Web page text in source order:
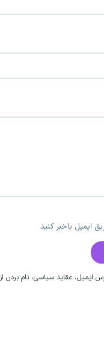
ایمیل باخبر کنید
ایمیل، عقاید سیاسی، نام بردن